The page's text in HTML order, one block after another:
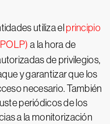
utiliza el principio
a la hora de
de privilegios,
y garantizar que los
necesario. También
periódicos de los
a la monitorización